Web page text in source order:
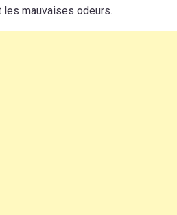
les mauvaises odeurs.